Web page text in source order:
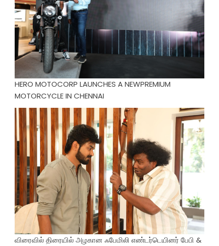
HERO MOTOCORP LAUNCHES A NEWPREMIUM
MOTORCYCLE IN CHENNAI
விரைவில் திரையில் அழகான ஃபேமிலி எண்டர்டெயினர் பேபி &